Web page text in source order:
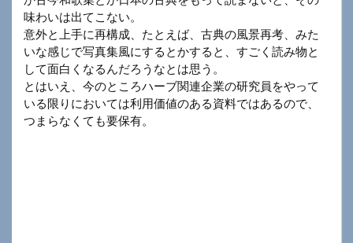
味わいは出てこない。
意外と上手に再構成、たとえば、古典の風景再考、みた
いな感じで写真集風にするとかすると、すごく読み物と
して面白くなるんだろうなとは思う。
とはいえ、今のところハーブ関連企業の研究員をやって
いる限りにおいては利用価値のある資料ではあるので、
つまらなくても要保有。